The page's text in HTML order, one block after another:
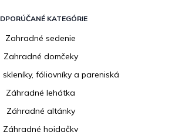
KATEGÓRIE
Zahradné sedenie
Zahradné domčeky
fóliovníky a pareniská
Záhradné lehátka
Záhradné altánky
Záhradné hojdačky